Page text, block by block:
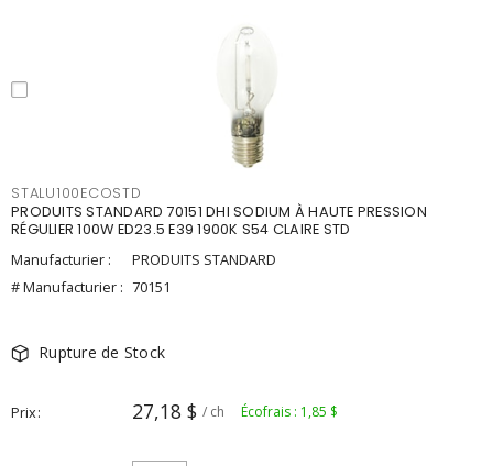
STALU100ECOSTD
PRODUITS STANDARD 70151 DHI SODIUM À HAUTE PRESSION
RÉGULIER 100W ED23.5 E39 1900K S54 CLAIRE STD
Manufacturier :
PRODUITS STANDARD
# Manufacturier : 70151
Rupture de Stock
Prix 27,18 $ / ch Écofrais : 1,85 $